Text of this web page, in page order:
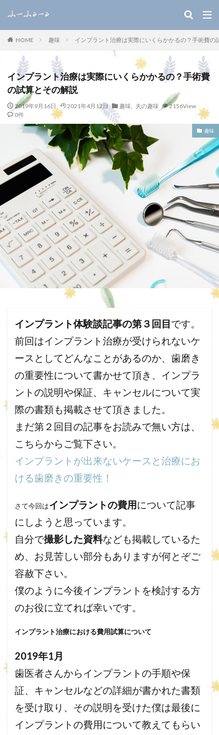
HOME 趣味 インプラント治療は実際にいくらかかるの？手術費の
インプラント治療は実際にいくらかかるの？手術費
の試算とその解説
2019年9月16日 2021年4月12日 趣味, 夫の趣味
2156View
0件
趣味
インプラント体験談記事の第３回目です。
前回はインプラント治療が受けられないケ
ースとしてどんなことがあるのか、歯磨き
の重要性について書かせて頂き、インプラ
ントの説明や保証、キャンセルについて実
際の書類も掲載させて頂きました。
まだ第２回目の記事をお読みで無い方は、
こちらからご覧下さい。
インプラントが出来ないケースと治療にお
ける歯磨きの重要性！
さて今回はインプラントの費用について記事
にしようと思っています。
自分で撮影した資料なども掲載しているた
め、お見苦しい部分もありますが何とぞご
容赦下さい。
僕のように今後インプラントを検討する方
のお役に立てれば幸いです。
インプラント治療における費用試算について
2019年1月
歯医者さんからインプラントの手順や保
証、キャンセルなどの詳細が書かれた書類
を受け取り、その説明を受けた僕は最後に
インプラントの費用について教えてもらい
デザイン
カテゴリー
検索